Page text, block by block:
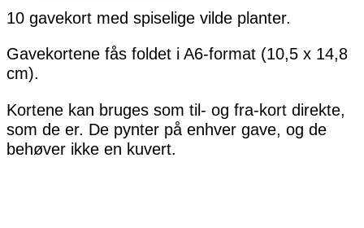
10 gavekort med spiselige vilde planter.
Gavekortene fås foldet i A6-format (10,5 x 14,8
cm).
Kortene kan bruges som til- og fra-kort direkte,
som de er. De pynter på enhver gave, og de
behøver ikke en kuvert.